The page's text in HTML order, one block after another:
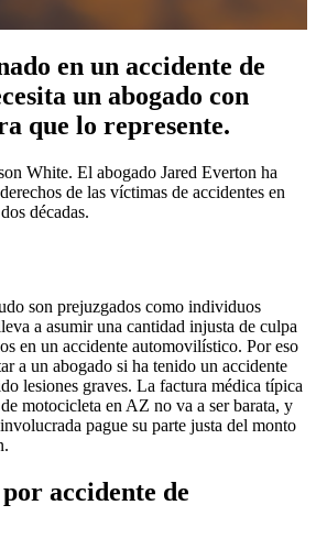
en un accidente de
un abogado con
que lo represente.
White. El abogado Jared Everton ha
de las víctimas de accidentes en
décadas.
son prejuzgados como individuos
a asumir una cantidad injusta de culpa
en un accidente automovilístico. Por eso
a un abogado si ha tenido un accidente
lesiones graves. La factura médica típica
motocicleta en AZ no va a ser barata, y
pague su parte justa del monto
accidente de